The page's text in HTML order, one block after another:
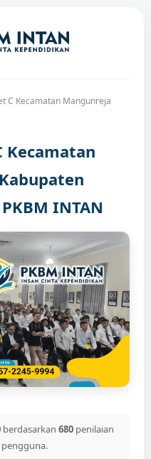
C Kecamatan Mangunreja
Kecamatan
INTAN
berdasarkan 680 penilaian